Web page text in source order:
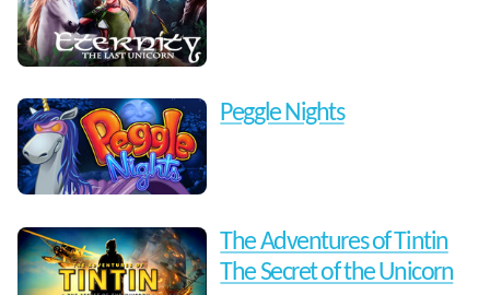
Peggle Nights
The Adventures of Tintin
The Secret of the Unicorn